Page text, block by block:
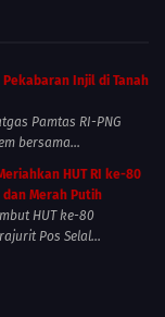
Injil di Tanah
Pamtas RI-PNG
bersama...
HUT RI ke-80
Merah Putih
HUT ke-80
Pos Selal...